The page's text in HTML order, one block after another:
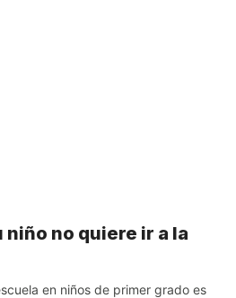
niño no quiere ir a la
en niños de primer grado es